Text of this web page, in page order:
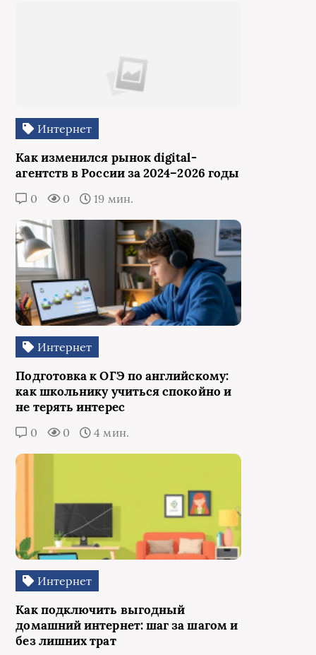
Интернет
Как изменился рынок digital-
агентств в России за 2024–2026 годы
0 0 19 мин.
Интернет
Подготовка к ОГЭ по английскому:
как школьнику учиться спокойно и
не терять интерес
0 0 4 мин.
Интернет
Как подключить выгодный
домашний интернет: шаг за шагом и
без лишних трат